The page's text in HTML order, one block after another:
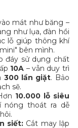
mát như băng –
như lụa, đàn hồi
lỗ giúp thông khí
bên mình.
đáy sử dụng chất
10A – vẫn duy trì
300 lần giặt. Bảo
sẽ.
10.000 lỗ siêu
nóng thoát ra dễ
siết: Cắt may lập